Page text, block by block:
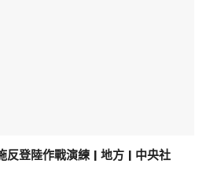
登陸作戰演練 | 地方 | 中央社